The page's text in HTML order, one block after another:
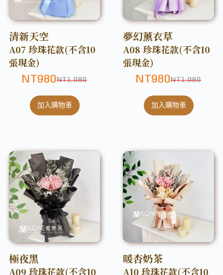
清新天空
A07 珍珠花款(不含10
張現金)
NT1,080
NT980
加入購物車
夢幻薰衣草
A08 珍珠花款(不含10
張現金)
NT1,080
NT980
加入購物車
極夜黑
A09 珍珠花款(不含10
暖杏奶茶
A10 珍珠花款(不含10